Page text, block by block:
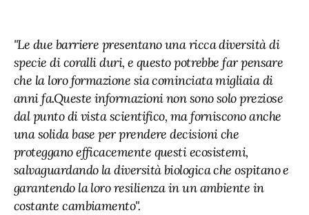
"Le due barriere presentano una ricca diversità di
specie di coralli duri, e questo potrebbe far pensare
che la loro formazione sia cominciata migliaia di
anni fa.Queste informazioni non sono solo preziose
dal punto di vista scientifico, ma forniscono anche
una solida base per prendere decisioni che
proteggano efficacemente questi ecosistemi,
salvaguardando la diversità biologica che ospitano e
garantendo la loro resilienza in un ambiente in
costante cambiamento".